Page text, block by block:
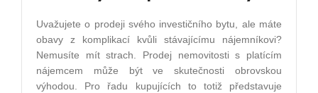
Uvažujete o prodeji svého investičního bytu, ale máte
obavy z komplikací kvůli stávajícímu nájemníkovi?
Nemusíte mít strach. Prodej nemovitosti s platícím
nájemcem může být ve skutečnosti obrovskou
výhodou. Pro řadu kupujících to totiž představuje